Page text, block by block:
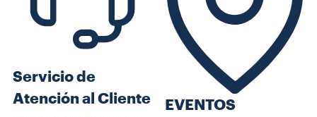
Servicio de
Atención al Cliente
EVENTOS